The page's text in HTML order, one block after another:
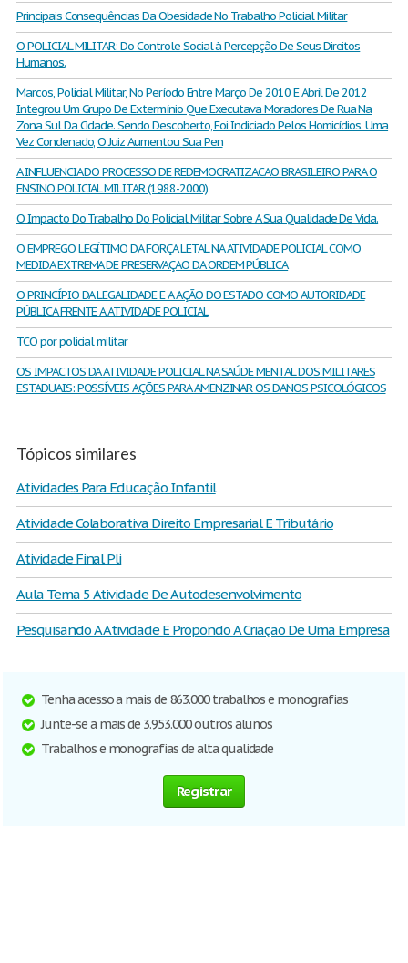
Principais Consequências Da Obesidade No Trabalho Policial Militar
O POLICIAL MILITAR: Do Controle Social à Percepção De Seus Direitos
Humanos.
Marcos, Policial Militar, No Período Entre Março De 2010 E Abril De 2012
Integrou Um Grupo De Extermínio Que Executava Moradores De Rua Na
Zona Sul Da Cidade. Sendo Descoberto, Foi Indiciado Pelos Homicídios. Uma
Vez Condenado, O Juiz Aumentou Sua Pen
A INFLUENCIA DO PROCESSO DE REDEMOCRATIZACAO BRASILEIRO PARA O
ENSINO POLICIAL MILITAR (1988-2000)
O Impacto Do Trabalho Do Policial Militar Sobre A Sua Qualidade De Vida.
O EMPREGO LEGÍTIMO DA FORÇA LETAL NA ATIVIDADE POLICIAL COMO
MEDIDA EXTREMA DE PRESERVAÇAO DA ORDEM PÚBLICA
O PRINCÍPIO DA LEGALIDADE E A AÇÃO DO ESTADO COMO AUTORIDADE
PÚBLICA FRENTE A ATIVIDADE POLICIAL
TCO por policial militar
OS IMPACTOS DA ATIVIDADE POLICIAL NA SAÚDE MENTAL DOS MILITARES
ESTADUAIS: POSSÍVEIS AÇÕES PARA AMENZINAR OS DANOS PSICOLÓGICOS
Tópicos similares
Atividades Para Educação Infantil
Atividade Colaborativa Direito Empresarial E Tributário
Atividade Final Pli
Aula Tema 5 Atividade De Autodesenvolvimento
Pesquisando A Atividade E Propondo A Criaçao De Uma Empresa
Tenha acesso a mais de 863.000 trabalhos e monografias
Junte-se a mais de 3.953.000 outros alunos
Trabalhos e monografias de alta qualidade
Registrar